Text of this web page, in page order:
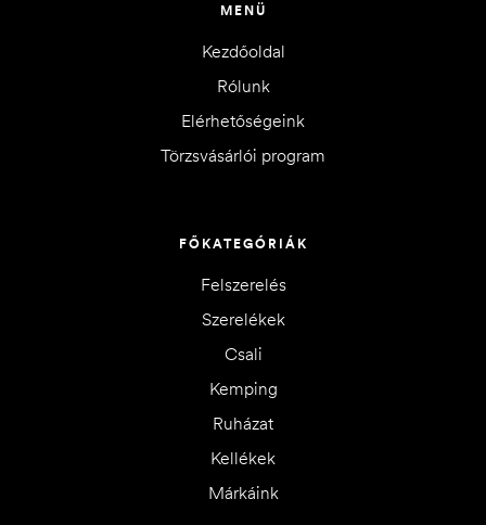
MENÜ
Kezdőoldal
Rólunk
Elérhetőségeink
Törzsvásárlói program
FŐKATEGÓRIÁK
Felszerelés
Szerelékek
Csali
Kemping
Ruházat
Kellékek
Márkáink